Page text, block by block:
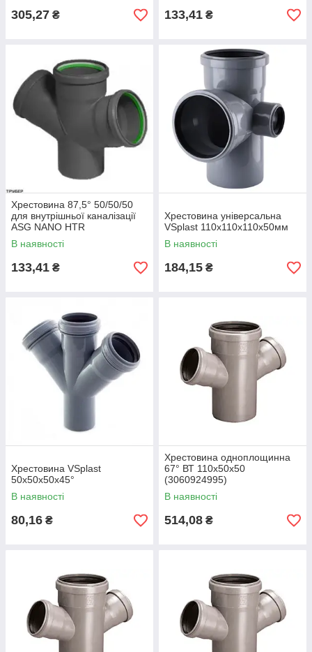
305,27 ₴ 133,41 ₴
Хрестовина 87,5° 50/50/50
для внутрішньої каналізації
ASG NANO HTR
В наявності
133,41 ₴
Хрестовина універсальна
VSplast 110х110х110х50мм
В наявності
184,15 ₴
Хрестовина VSplast
50х50х50х45°
В наявності
80,16 ₴
Хрестовина одноплощинна
67° ВТ 110x50x50
(3060924995)
В наявності
514,08 ₴